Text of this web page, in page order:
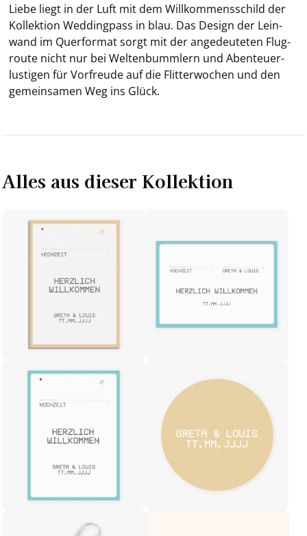
Liebe liegt in der Luft mit dem Will­kom­mens­schild der
Kol­lek­ti­on Wed­ding­pass in blau. Das De­sign der Lein­
wand im Quer­for­mat sorgt mit der an­ge­deu­te­ten Flug­
rou­te nicht nur bei Wel­ten­bumm­lern und Aben­teu­er­
lus­ti­gen für Vor­freu­de auf die Flit­ter­wo­chen und den
ge­mein­sa­men Weg ins Glück.
Alles aus dieser Kollektion